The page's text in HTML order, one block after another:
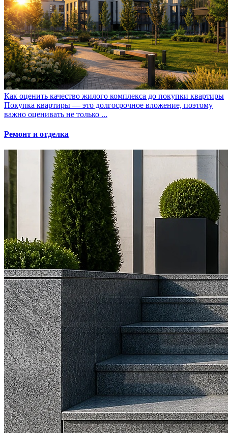
Как оценить качество жилого комплекса до покупки квартиры
Покупка квартиры — это долгосрочное вложение, поэтому
важно оценивать не только ...
Ремонт и отделка